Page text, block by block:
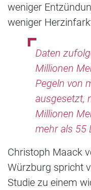
weniger
weniger
Daten
Millionen
Pegeln von
ausgesetzt,
Millionen
mehr als 55
Christoph Maack
Würzburg spricht
Studie zu einem